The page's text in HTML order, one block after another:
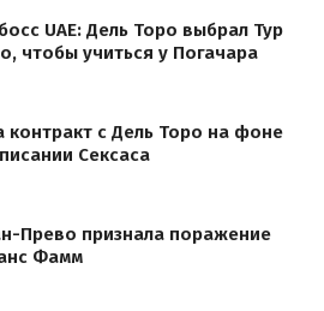
UAE: Дель Торо выбрал Тур
чтобы учиться у Погачара
контракт с Дель Торо на фоне
Сексаса
Прево признала поражение
Фамм